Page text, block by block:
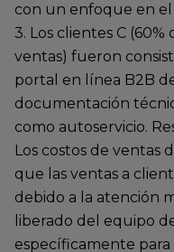
con un enfoque en
3. Los clientes C (60%
ventas) fueron
portal en línea B2B
documentación
como autoservicio.
Los costos de ventas
que las ventas a
debido a la atención
liberado del equipo
específicamente